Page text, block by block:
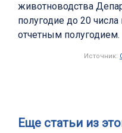
животноводства
полугодие до 20
отчетным полугодием.
Источник:
Еще статьи из